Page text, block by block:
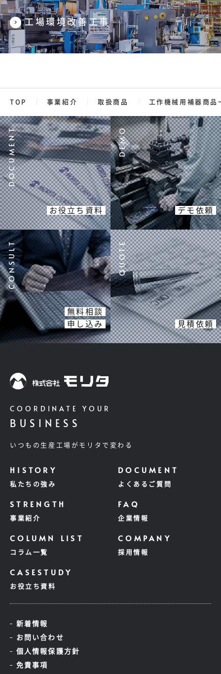
工場環境改善工事
TOP 事業紹介 取扱商品 工作機械用補器商品
お役立ち資料 デモ依頼
無料相談
申し込み
見積依頼
COORDINATE YOUR
BUSINESS
いつもの生産工場がモリタで変わる
私たちの強み
事業紹介
コラム一覧
お役立ち資料
よくあるご質問
企業情報
採用情報
新着情報
お問い合わせ
個人情報保護方針
免責事項